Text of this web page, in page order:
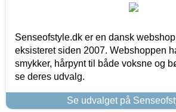
Senseofstyle.dk er en dansk
eksisteret siden 2007. Webshoppen
smykker, hårpynt til både voksne og
se deres udvalg.
Se udvalget på